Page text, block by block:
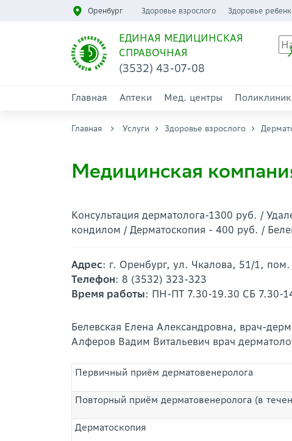
Оренбург Здоровье взрослого Здоровье
ЕДИНАЯ МЕДИЦИНСКАЯ
СПРАВОЧНАЯ
(3532) 43-07-08
Главная Аптеки Мед. центры
Главная Услуги Здоровье взрослого
Медицинская
Консультация дерматолога-1300 руб. /
кондилом / Дерматоскопия - 400 руб. /
Адрес: г. Оренбург, ул. Чкалова, 51/1, пом.
Телефон: 8 (3532) 323-323
Время работы: ПН-ПТ 7.30-19.30 СБ 7.30-
Белевская Елена Александровна, врач-
Алферов Вадим Витальевич врач
Первичный приём дерматовенеролога
Повторный приём дерматовенеролога (в
Дерматоскопия